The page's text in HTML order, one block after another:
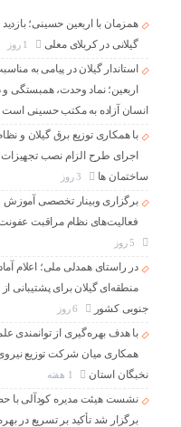
همزمان با اربعین حسینی؛ بازدید
گیلانی در کربلای معلی
استاندار گیلان در پیامی به
اربعین؛ نماد وحدت، همبستگی و
انسان آزاده به مکتب حسینی است
با همکاری توزیع برق گیلان و
اجرای طرح الزام نصب تجهیزات
ساختمان ها
برگزاری وبینار تخصصی آموزش
فعالیت‌های نظام مراقبت
در راستای همدلی ملی؛ اعلام
منطقه‌ای گیلان برای پشتیبانی
جنوبی كشور
با هدف بهره‌گیری از توانمندی
همكاری میان شركت توزیع نیروی
نخبگان استان
نشست هیئت مدیره کودآلی با
برگزار شد تأکید بر تسریع در